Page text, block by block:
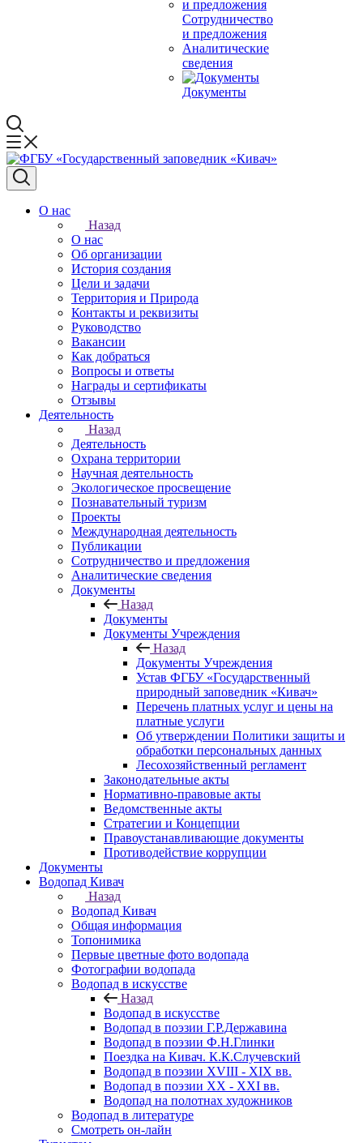
Сотрудничество
и предложения
Аналитические
сведения
Документы
О нас
Назад
О нас
Об организации
История создания
Цели и задачи
Территория и Природа
Контакты и реквизиты
Руководство
Вакансии
Как добраться
Вопросы и ответы
Награды и сертификаты
Отзывы
Деятельность
Назад
Деятельность
Охрана территории
Научная деятельность
Экологическое просвещение
Познавательный туризм
Проекты
Международная деятельность
Публикации
Сотрудничество и предложения
Аналитические сведения
Документы
Назад
Документы
Документы Учреждения
Назад
Документы Учреждения
Устав ФГБУ «Государственный
природный заповедник «Кивач»
Перечень платных услуг и цены на
платные услуги
Об утверждении Политики защиты и
обработки персональных данных
Лесохозяйственный регламент
Законодательные акты
Нормативно-правовые акты
Ведомственные акты
Стратегии и Концепции
Правоустанавливающие документы
Противодействие коррупции
Документы
Водопад Кивач
Назад
Водопад Кивач
Общая информация
Топонимика
Первые цветные фото водопада
Фотографии водопада
Водопад в искусстве
Назад
Водопад в искусстве
Водопад в поэзии Г.Р.Державина
Водопад в поэзии Ф.Н.Глинки
Поездка на Кивач. К.К.Случевский
Водопад в поэзии XVIII - XIX вв.
Водопад в поэзии XX - XXI вв.
Водопад на полотнах художников
Водопад в литературе
Смотреть он-лайн